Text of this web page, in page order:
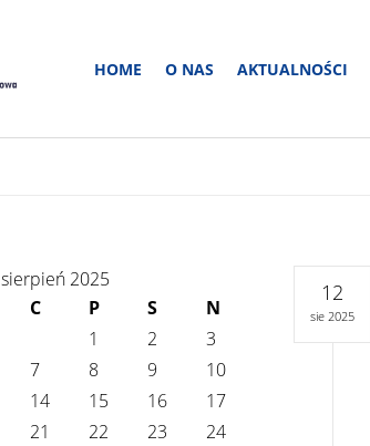
HOME O NAS AKTUALNOŚCI
sierpień 2025
C P S
N
1
2
3
7 8 9
10
14 15 16
17
21 22 23
24
12
sie 2025